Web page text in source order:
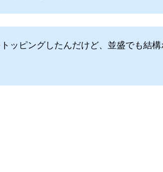
ッピングしたんだけど、並盛でも結構